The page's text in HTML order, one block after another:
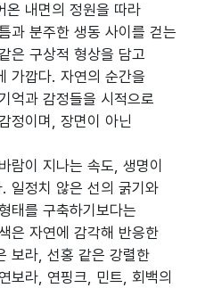
온 내면의 정원을 따라
과 분주한 생동 사이를 걷는
은 구상적 형상을 담고
가깝다. 자연의 순간을
억과 감정들을 시적으로
정이며, 장면이 아닌
람이 지나는 속도, 생명이
일정치 않은 선의 굵기와
태를 구축하기보다는
은 자연에 감각해 반응한
보라, 선홍 같은 강렬한
보라, 연핑크, 민트, 회백의